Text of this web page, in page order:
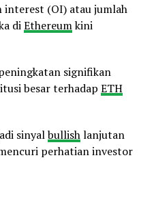
interest (OI) atau jumlah
diEthereumkini
signifikan
besar terhadap ETH
sinyalbullishlanjutan
perhatian investor